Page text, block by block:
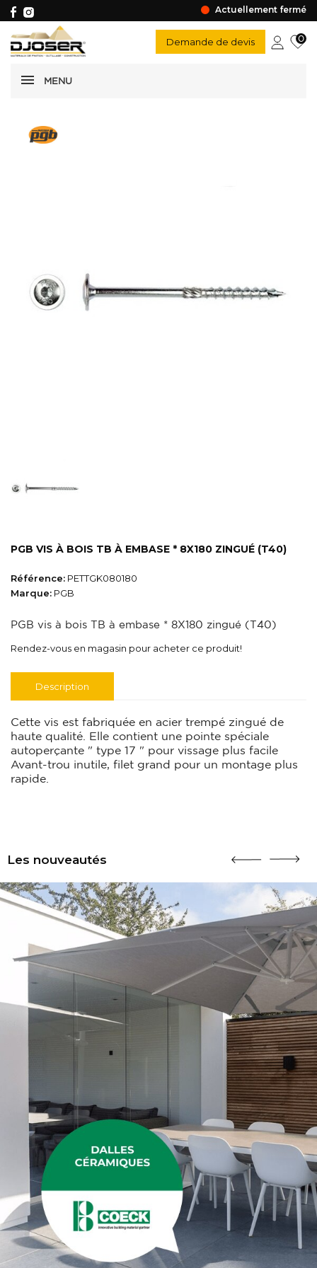
Actuellement fermé
MENU
Demande de devis 0
PGB VIS À BOIS TB À EMBASE * 8X180 ZINGUÉ (T40)
Référence: PETTGK080180
Marque: PGB
PGB vis à bois TB à embase * 8X180 zingué (T40)
Rendez-vous en magasin pour acheter ce produit!
Description
Cette vis est fabriquée en acier trempé zingué de
haute qualité. Elle contient une pointe spéciale
autoperçante " type 17 " pour vissage plus facile
Avant-trou inutile, filet grand pour un montage plus
rapide.
Les nouveautés